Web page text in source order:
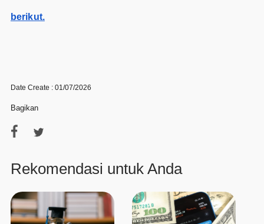
berikut.
Date Create : 01/07/2026
Bagikan
Rekomendasi untuk Anda